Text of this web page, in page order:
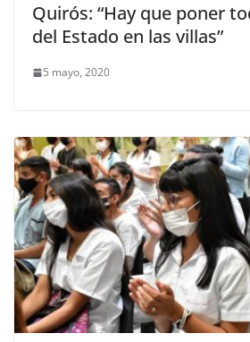
Quirós: “Hay que poner
del Estado en las villas”
5 mayo, 2020